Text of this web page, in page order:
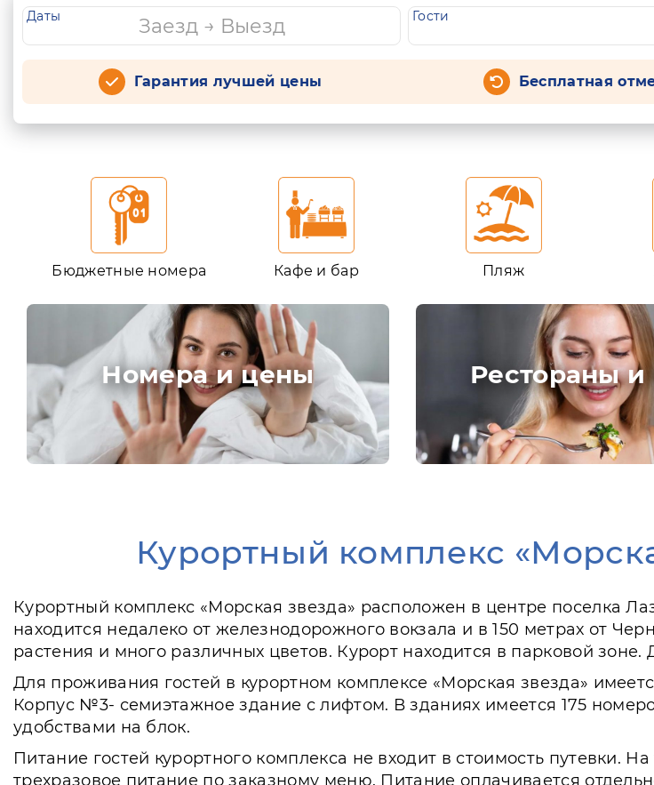
Даты Гости
Гарантия лучшей цены Бесплатная
Бюджетные номера Кафе и бар Пляж
Номера и цены Рестораны
Курортный комплекс
Курортный комплекс «Морская звезда» расположен в центре поселка
находится недалеко от железнодорожного вокзала и в 150 метрах от
растения и много различных цветов. Курорт находится в парковой
Для проживания гостей в курортном комплексе «Морская звезда»
Корпус №3- семиэтажное здание с лифтом. В зданиях имеется 175
удобствами на блок.
Питание гостей курортного комплекса не входит в стоимость путевки.
трехразовое питание по заказному меню. Питание оплачивается